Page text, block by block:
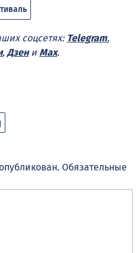
соцсетях: Telegram,
, Дзени Max.
Обязательные